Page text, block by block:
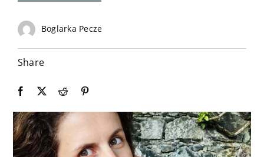
Kontakt
Boglarka Pecze
Share